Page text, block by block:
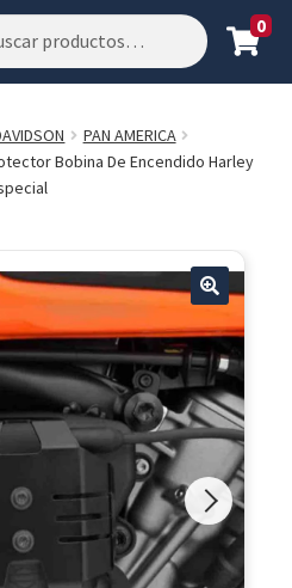
0
PAN AMERICA
Bobina De Encendido Harley